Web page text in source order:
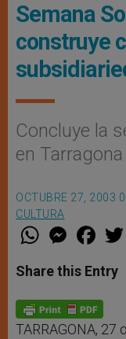
Semana
construye
Concluye la
en Tarragona
OCTUBRE 27, 2003
CULTURA
W
t
s
p
p
M
e
s
e
g
e
r
F
a
e
b
o
k
Share this Entry
TARRAGONA, 27